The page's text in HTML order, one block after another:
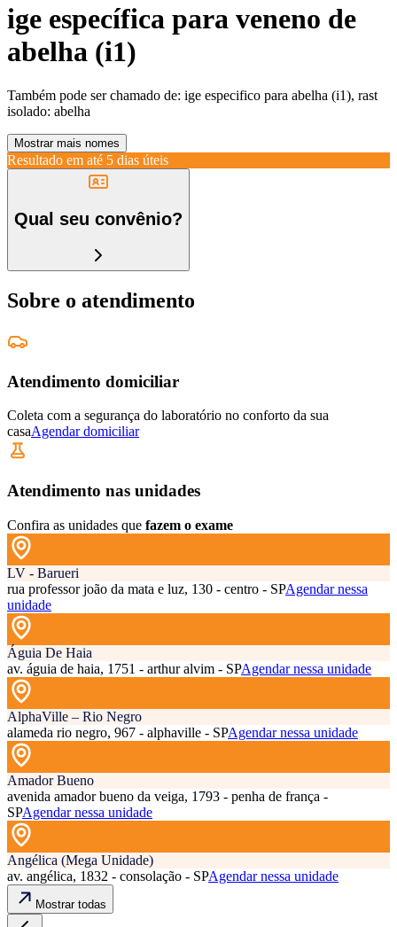
ige específica para veneno de
abelha (i1)
Também pode ser chamado de: ige especifico para abelha (i1), rast
isolado: abelha
Mostrar mais nomes
Resultado em até 5 dias úteis
Qual seu convênio?
Sobre o atendimento
Atendimento domiciliar
Coleta com a segurança do laboratório no conforto da sua
casaAgendar domiciliar
Atendimento nas unidades
Confira as unidades que fazem o exame
LV - Barueri
rua professor joão da mata e luz, 130 - centro - SPAgendar nessa
unidade
Águia De Haia
av. águia de haia, 1751 - arthur alvim - SPAgendar nessa unidade
AlphaVille – Rio Negro
alameda rio negro, 967 - alphaville - SPAgendar nessa unidade
Amador Bueno
avenida amador bueno da veiga, 1793 - penha de frança -
SPAgendar nessa unidade
Angélica (Mega Unidade)
av. angélica, 1832 - consolação - SPAgendar nessa unidade
Mostrar todas